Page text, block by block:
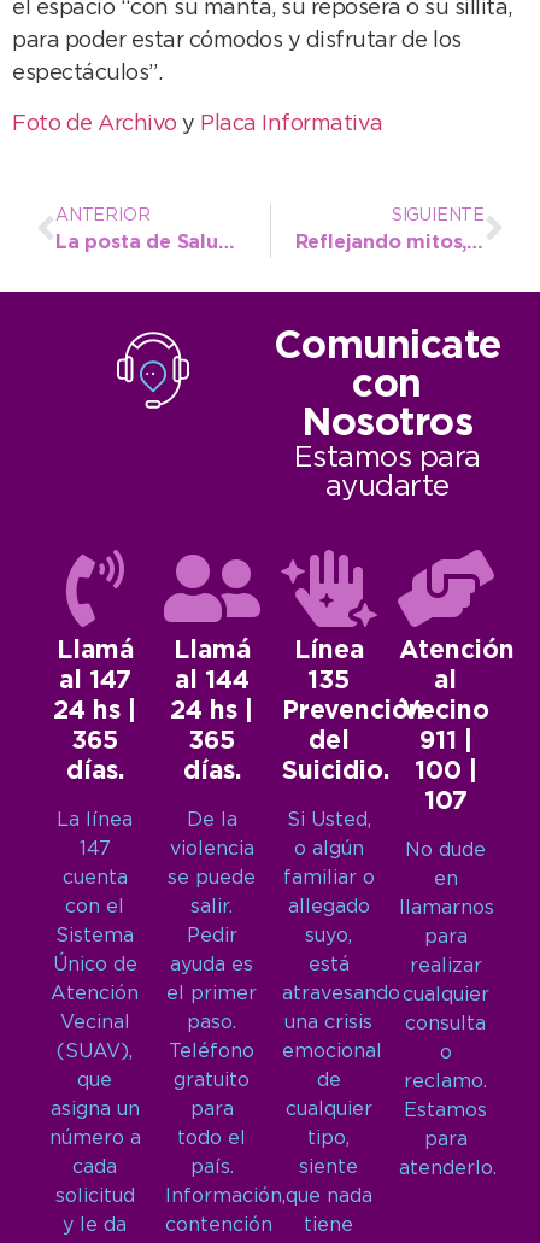
el espacio “con su manta, su reposera o su sillita,
para poder estar cómodos y disfrutar de los
espectáculos”.
Foto de Archivo y Placa Informativa
ANTERIOR
La posta de Salud y Prevención de Av. 10 y 183 ya está al servicio del vecino
SIGUIENTE
Reflejando mitos, leyendas e historias de Necochea, ya se interviene la Peatonal 83
Comunicate
con
Nosotros
Estamos para
ayudarte
Llamá
al 147
24 hs |
365
días.
La línea
147
cuenta
con el
Sistema
Único de
Atención
Vecinal
(SUAV),
que
asigna un
número a
cada
solicitud
y le da
Llamá
al 144
24 hs |
365
días.
De la
violencia
se puede
salir.
Pedir
ayuda es
el primer
paso.
Teléfono
gratuito
para
todo el
país.
Información,
contención
Línea
135
Prevención
del
Suicidio.
Si Usted,
o algún
familiar o
allegado
suyo,
está
atravesando
una crisis
emocional
de
cualquier
tipo,
siente
que nada
tiene
Atención
al
Vecino
911 |
100 |
107
No dude
en
llamarnos
para
realizar
cualquier
consulta
o
reclamo.
Estamos
para
atenderlo.